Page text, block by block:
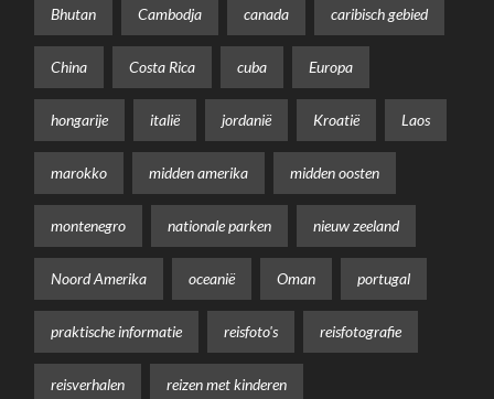
Bhutan Cambodja canada caribisch gebied
China Costa Rica cuba Europa
hongarije italië jordanië Kroatië Laos
marokko midden amerika midden oosten
montenegro nationale parken nieuw zeeland
Noord Amerika oceanië Oman portugal
praktische informatie reisfoto's reisfotografie
reisverhalen reizen met kinderen